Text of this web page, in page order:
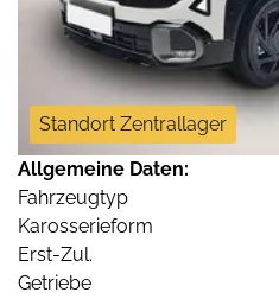
Standort Zentrallager
Allgemeine Daten:
Fahrzeugtyp
Karosserieform
Erst-Zul.
Getriebe